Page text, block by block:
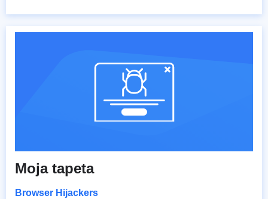
Moja tapeta
Browser Hijackers